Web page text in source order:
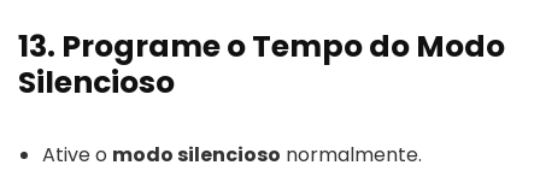
13. Programe o Tempo do Modo
Silencioso
Ative o modo silencioso normalmente.